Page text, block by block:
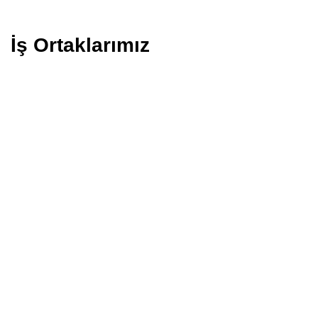
İş Ortaklarımız